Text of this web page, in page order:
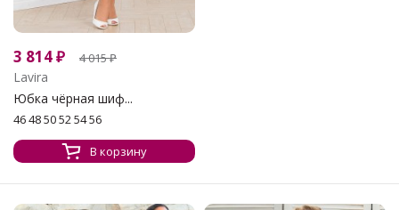
3 814₽ 4 015₽
Lavira
Юбка чёрная шиф...
46 48 50 52 54 56
В корзину